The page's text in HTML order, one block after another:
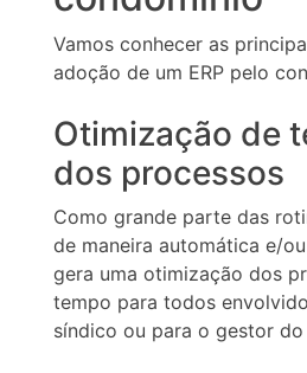
Vamos conhecer as
adoção de um ERP pelo
Otimização de
dos processos
Como grande parte das
de maneira automática e/
gera uma otimização dos
tempo para todos
síndico ou para o gestor